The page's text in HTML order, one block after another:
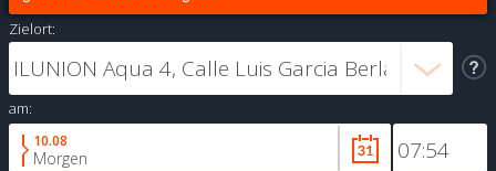
Zielort:
am:
10.08
Morgen